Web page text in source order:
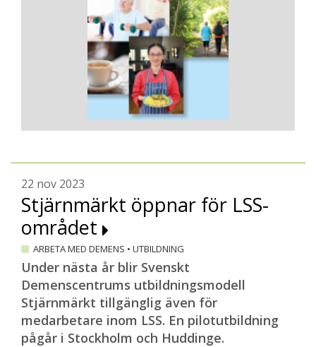
22 nov 2023
Stjärnmärkt öppnar för LSS-
området
ARBETA MED DEMENS • UTBILDNING
Under nästa år blir Svenskt
Demenscentrums utbildningsmodell
Stjärnmärkt tillgänglig även för
medarbetare inom LSS. En pilotutbildning
pågår i Stockholm och Huddinge.